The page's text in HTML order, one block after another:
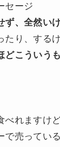
セージ
ず、全然い
たり、する
どこういう
べれますけ
で売ってい